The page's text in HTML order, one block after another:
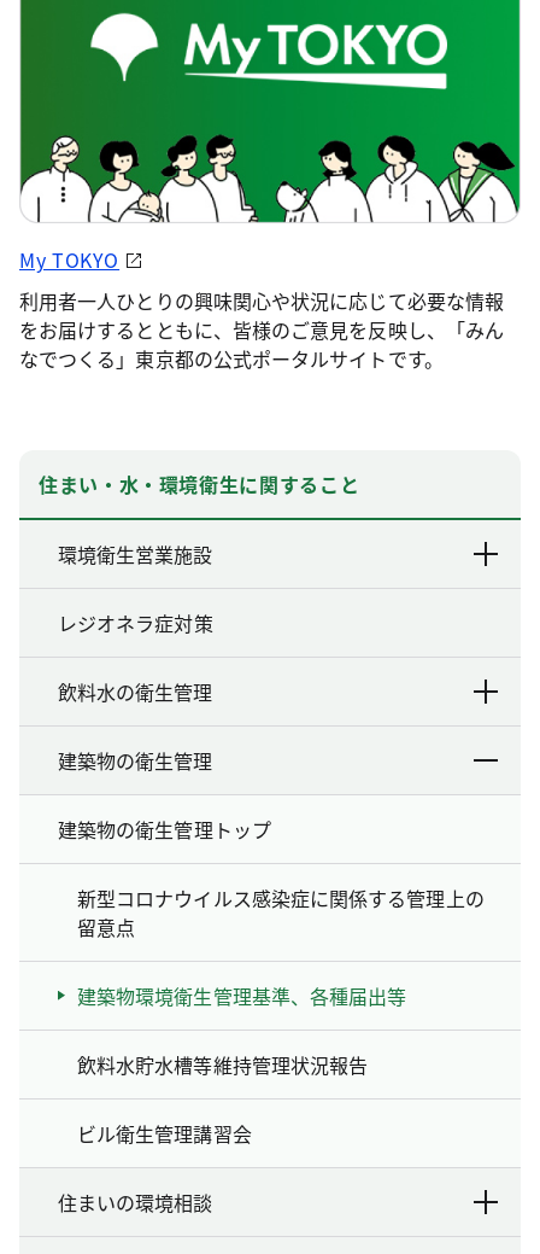
My TOKYO
利用者一人ひとりの興味関心や状況に応じて必要な情報
をお届けするとともに、皆様のご意見を反映し、「みん
なでつくる」東京都の公式ポータルサイトです。
住まい・水・環境衛生に関すること
環境衛生営業施設
レジオネラ症対策
飲料水の衛生管理
建築物の衛生管理
建築物の衛生管理トップ
新型コロナウイルス感染症に関係する管理上の
留意点
建築物環境衛生管理基準、各種届出等
飲料水貯水槽等維持管理状況報告
ビル衛生管理講習会
住まいの環境相談